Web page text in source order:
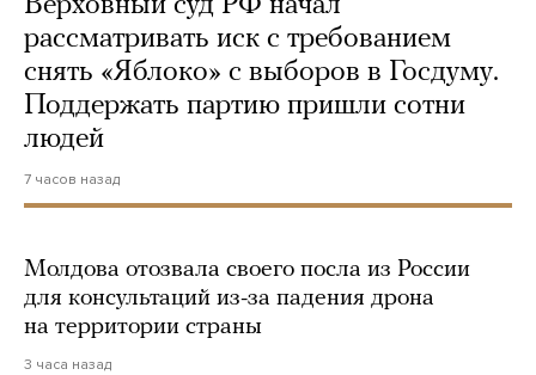
Верховный суд РФ начал
рассматривать иск с требованием
снять «Яблоко» с выборов в Госдуму.
Поддержать партию пришли сотни
людей
7 часов назад
Молдова отозвала своего посла из России
для консультаций из-за падения дрона
на территории страны
3 часа назад